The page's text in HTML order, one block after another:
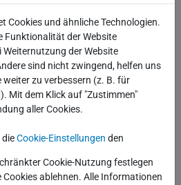
das aktuelle
Dieses adressiert
zahlreiche Produkte und
Channel
Oracle
Cookies und ähnliche Technologien.
Funktionalität der Website
der Website
sind nicht zwingend, helfen uns
weiter zu verbessern (z. B. für
Mit dem Klick auf "Zustimmen"
aller Cookies.
Cookie-Einstellungen den
Cookie-Nutzung festlegen
ablehnen. Alle Informationen